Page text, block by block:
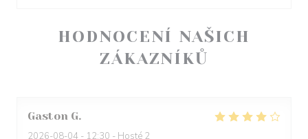
HODNOCENÍ NAŠICH
ZÁKAZNÍKŮ
Gaston G
2026-08-04 - 12:30 - Hosté 2